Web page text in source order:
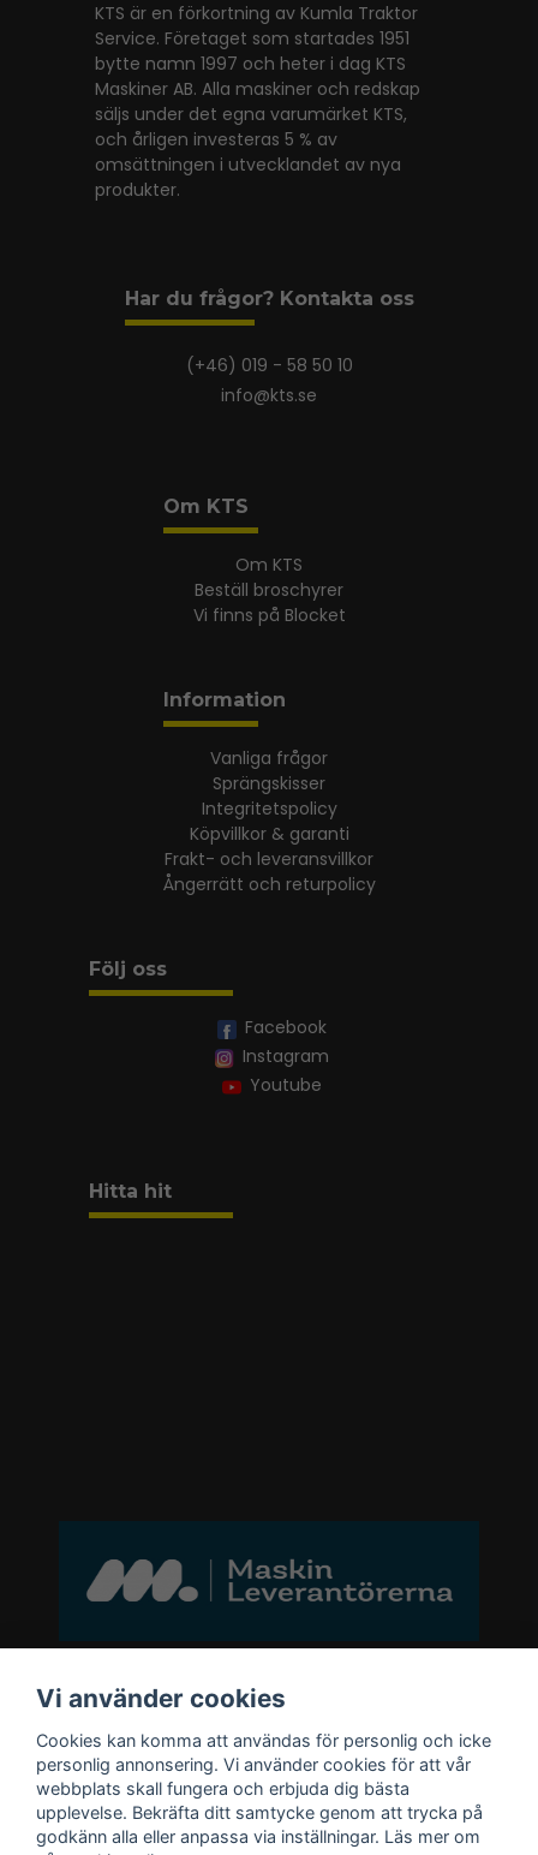
KTS är en förkortning av Kumla Traktor
Service. Företaget som startades 1951
bytte namn 1997 och heter i dag KTS
Maskiner AB. Alla maskiner och redskap
säljs under det egna varumärket KTS,
och årligen investeras 5 % av
omsättningen i utvecklandet av nya
produkter.
Har du frågor? Kontakta oss
(+46) 019 - 58 50 10
info@kts.se
Om KTS
Om KTS
Beställ broschyrer
Vi finns på Blocket
Information
Vanliga frågor
Sprängskisser
Integritetspolicy
Köpvillkor & garanti
Frakt- och leveransvillkor
Ångerrätt och returpolicy
Följ oss
Facebook
Instagram
Youtube
Hitta hit
Bli medlem i vårt nyhetsbrev
email
Mejladress Skicka
Bli medlem i vårt nyhetsbrev och ta del
Vi använder cookies
Cookies kan komma att användas för personlig och icke
personlig annonsering. Vi använder cookies för att vår
webbplats skall fungera och erbjuda dig bästa
upplevelse. Bekräfta ditt samtycke genom att trycka på
godkänn alla eller anpassa via inställningar. Läs mer om